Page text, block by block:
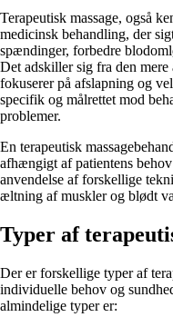
Terapeutisk massage, også
medicinsk behandling, der
spændinger, forbedre
Det adskiller sig fra den
fokuserer på afslapning og
specifik og målrettet mod
problemer.
En terapeutisk
afhængigt af patientens
anvendelse af forskellige
æltning af muskler og blødt
Typer af
Der er forskellige typer af
individuelle behov og
almindelige typer er: